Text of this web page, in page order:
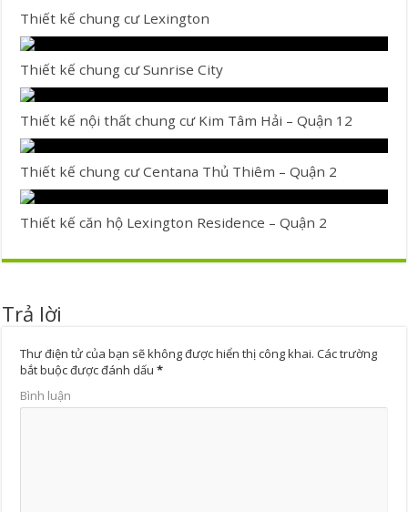
Thiết kế chung cư Lexington
Thiết kế chung cư Sunrise City
Thiết kế nội thất chung cư Kim Tâm Hải – Quận 12
Thiết kế chung cư Centana Thủ Thiêm – Quận 2
Thiết kế căn hộ Lexington Residence – Quận 2
Trả lời
Thư điện tử của bạn sẽ không được hiển thị công khai. Các trường
bắt buộc được đánh dấu*
Bình luận